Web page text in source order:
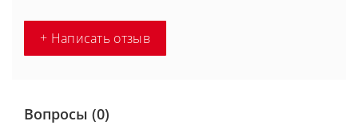
+ Написать отзыв
Вопросы (0)